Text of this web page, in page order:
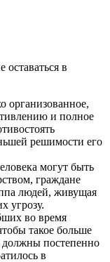
в
организованное,
и полное
решимости его
могут быть
граждане
людей, живущая
угрозу.
во время
такое больше
должны постепенно
в